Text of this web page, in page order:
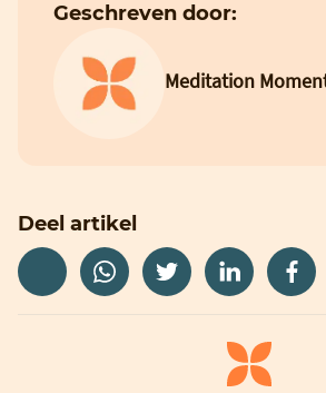
Geschreven door:
Meditation
Deel artikel